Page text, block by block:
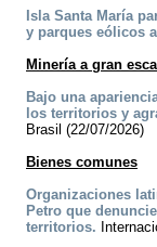
Isla Santa María
y parques eólicos
Minería a gran
Bajo una
los territorios y
Brasil (22/07/2026)
Bienes comunes
Organizaciones
Petro que
territorios.